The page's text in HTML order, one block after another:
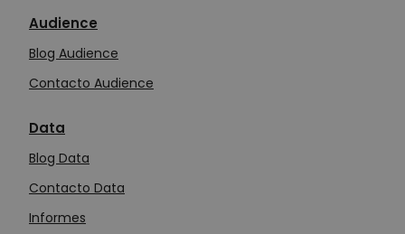
Audience
Blog Audience
Contacto Audience
Data
Blog Data
Contacto Data
Informes